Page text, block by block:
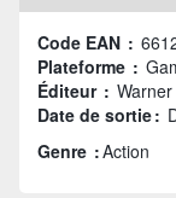
Code EAN :
Plateforme :
Éditeur : Warner
Date de sortie :
Genre :Action